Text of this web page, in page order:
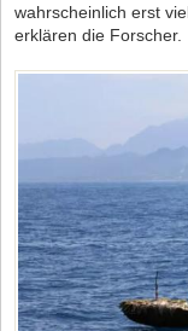
wahrscheinlich erst
erklären die Forscher.